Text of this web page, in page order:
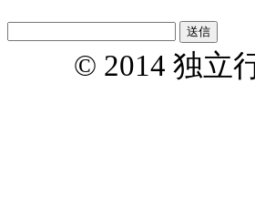
© 2014 独立